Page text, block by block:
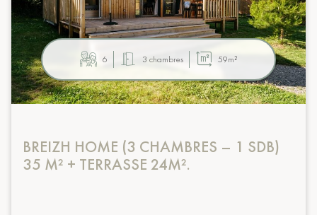
6 3 chambres 59m²
BREIZH HOME (3 CHAMBRES – 1 SDB)
35 M² + TERRASSE 24M².